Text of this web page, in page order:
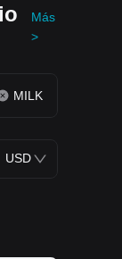
Más
>
MILK
USD